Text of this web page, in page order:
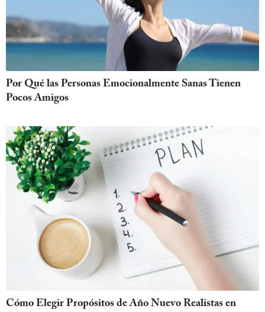
Por Qué las Personas Emocionalmente Sanas Tienen
Pocos Amigos
Cómo Elegir Propósitos de Año Nuevo Realistas en